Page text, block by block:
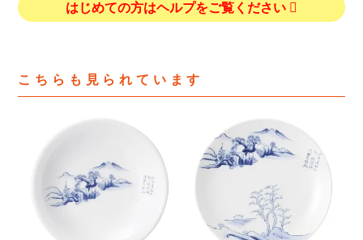
はじめての方はヘルプをご覧ください
こちらも見られています